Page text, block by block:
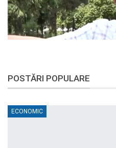
POSTĂRI POPULARE
ECONOMIC